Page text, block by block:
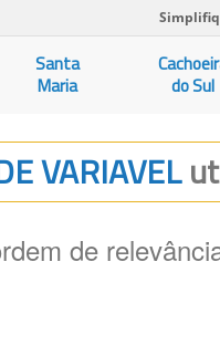
Santa
Maria
do Sul
VARIAVEL
de